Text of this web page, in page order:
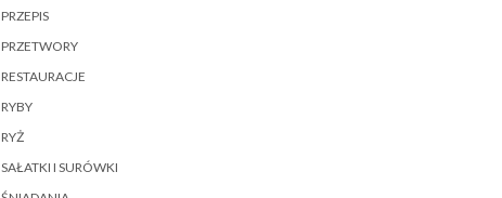
PRZEPIS
PRZETWORY
RESTAURACJE
RYBY
RYŻ
SAŁATKI I SURÓWKI